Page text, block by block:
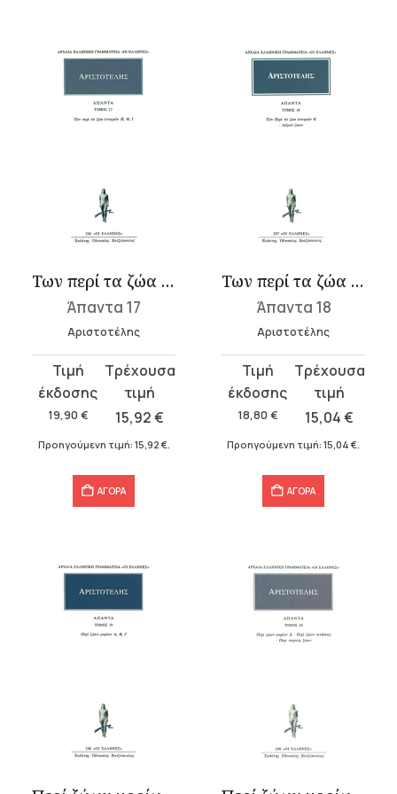
Των περί τα ζώα ιστοριών Η-Ι
Άπαντα 17
Αριστοτέλης
19,90 €
Original
price
was:
19,90 €.
15,92€
τρέχουσα
τιμή
Προηγούμενη τιμή: 15,92 €.
ΑΓΟΡΑ
Των περί τα ζώα ιστοριών Κ
Άπαντα 18
Αριστοτέλης
18,80 €
Original
price
was:
18,80 €.
15,04€
τρέχουσα
τιμή
Προηγούμενη τιμή: 15,04 €
ΑΓΟΡΑ